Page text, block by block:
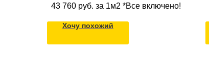
современном стиле на
кухню
43 760 руб. за 1м2 *Все включено!
Хочу похожий